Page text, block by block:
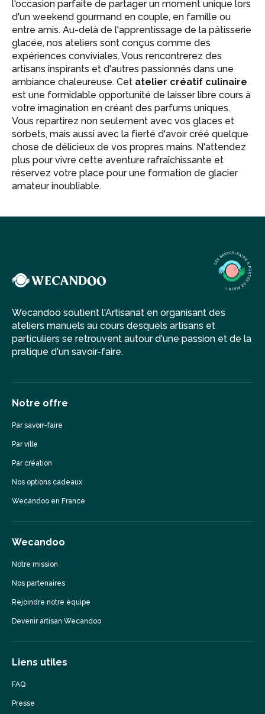
l'occasion parfaite de partager un moment unique lors
d'un weekend gourmand en couple, en famille ou
entre amis. Au-delà de l'apprentissage de la pâtisserie
glacée, nos ateliers sont conçus comme des
expériences conviviales. Vous rencontrerez des
artisans inspirants et d'autres passionnés dans une
ambiance chaleureuse. Cet atelier créatif culinaire
est une formidable opportunité de laisser libre cours à
votre imagination en créant des parfums uniques.
Vous repartirez non seulement avec vos glaces et
sorbets, mais aussi avec la fierté d'avoir créé quelque
chose de délicieux de vos propres mains. N'attendez
plus pour vivre cette aventure rafraîchissante et
réservez votre place pour une formation de glacier
amateur inoubliable.
Wecandoo soutient l'Artisanat en organisant des
ateliers manuels au cours desquels artisans et
particuliers se retrouvent autour d'une passion et de la
pratique d'un savoir-faire.
Notre offre
Par savoir-faire
Par ville
Par création
Nos options cadeaux
Wecandoo en France
Wecandoo
Notre mission
Nos partenaires
Rejoindre notre équipe
Devenir artisan Wecandoo
Liens utiles
FAQ
Presse